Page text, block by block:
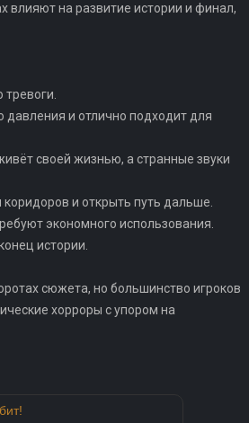
влияют на развитие истории и финал,
давления и отлично подходит для
своей жизнью, а странные звуки
и открыть путь дальше.
экономного использования.
истории.
сюжета, но большинство игроков
хорроры с упором на